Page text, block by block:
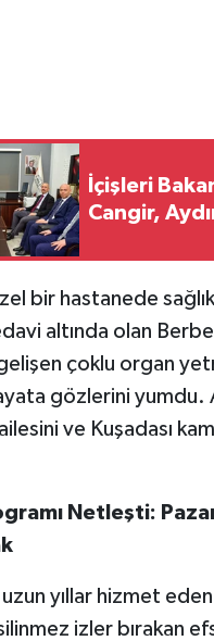
İçişleri
Cangir,
bir hastanede
altında olan
çoklu organ
gözlerini yumdu.
ve Kuşadası
Netleşti:
uzun yıllar hizmet
izler bırakan